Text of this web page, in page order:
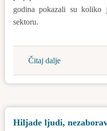
godina pokazali su koliko
sektoru.
Čitaj dalje
Objavljeni
su
Hiljade ljudi,